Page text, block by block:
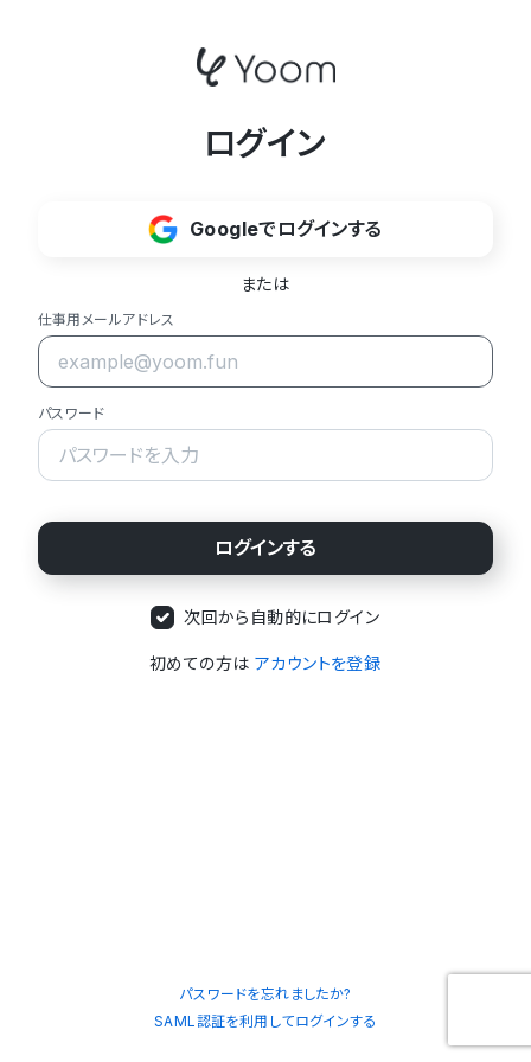
ログイン
Googleでログインする
または
仕事用メールアドレス
パスワード
次回から自動的にログイン
初めての方は アカウントを登録
パスワードを忘れましたか?
SAML認証を利用してログインする